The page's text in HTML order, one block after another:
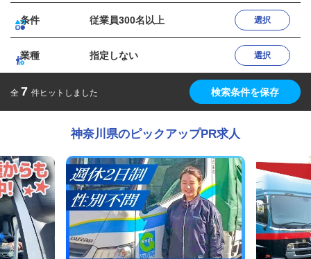
条件 従業員300名以上 選択
業種 指定しない 選択
全 7 件ヒットしました 検索条件を保存
神奈川県のピックアップPR求人